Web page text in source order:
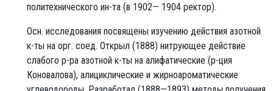
политехнического ин-та (в 1902— 1904 ректор).
Осн. исследования посвящены изучению действия азотной
к-ты на орг. соед. Открыл (1888) нитрующее действие
слабого р-ра азотной к-ты на алифатические (р-ция
Коновалова), алициклические и жирноароматические